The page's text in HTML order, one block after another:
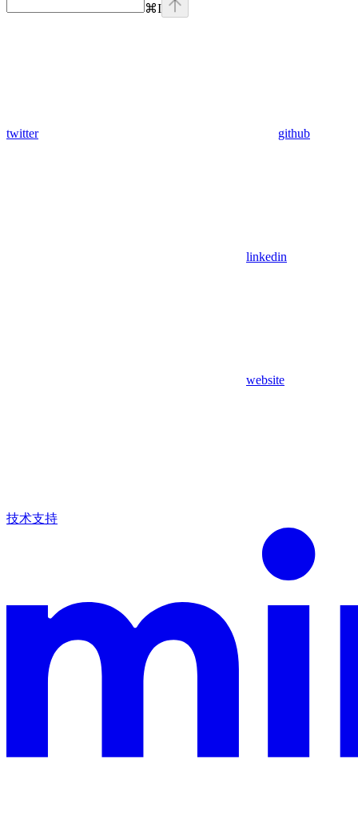
⌘I
twitter github
linkedin
website
技术支持